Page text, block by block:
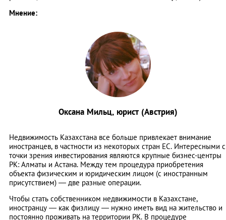
Мнение:
Оксана Мильц, юрист (Австрия)
Недвижимость Казахстана все больше привлекает внимание
иностранцев, в частности из некоторых стран ЕС. Интересными с
точки зрения инвестирования являются крупные бизнес-центры
РК: Алматы и Астана. Между тем процедура приобретения
объекта физическим и юридическим лицом (с иностранным
присутствием) — две разные операции.
Чтобы стать собственником недвижимости в Казахстане,
иностранцу — как физлицу — нужно иметь вид на жительство и
постоянно проживать на территории РК. В процедуре